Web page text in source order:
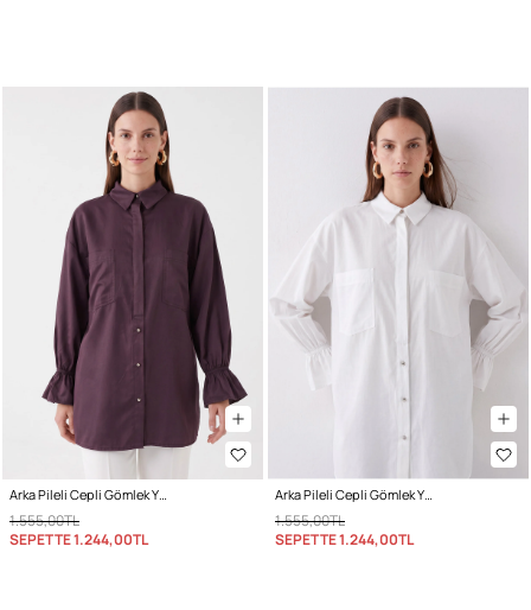
Arka Pileli Cepli Gömlek Y0147 - MÜRDÜM
1.555,00TL
SEPETTE1.244,00TL
Arka Pileli Cepli Gömlek Y0147 - BEYAZ
1.555,00TL
SEPETTE1.244,00TL